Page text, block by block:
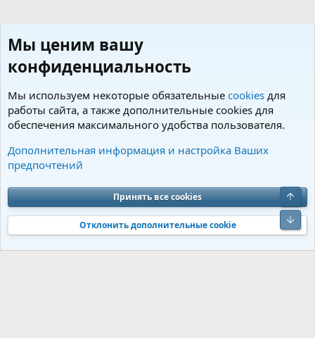
Теги
Cookies Charm by DCom
Обратная связь
Условия и правила
Политика конфиденциальности
Помощь
S
S
Community platform by XenForo® © 2010-2026 XenForo Ltd. Перевод от
Jumuro®|Media embeds via s9e/MediaSites
Мы ценим вашу
конфиденциальность
Мы используем некоторые обязательные cookies для
работы сайта, а также дополнительные cookies для
обеспечения максимального удобства пользователя.
Дополнительная информация и настройка Ваших
предпочтений
Принять все cookies
Отклонить дополнительные cookie
Верх
Низ